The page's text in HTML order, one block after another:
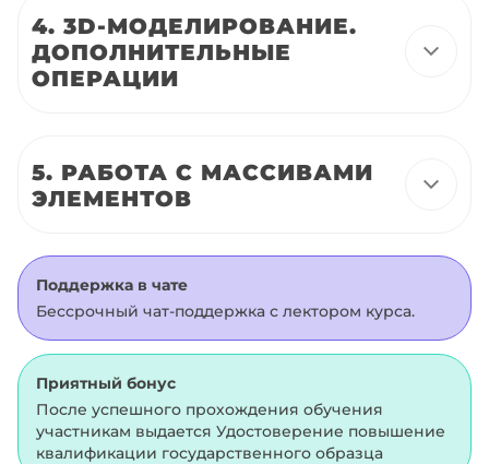
4. 3D-МОДЕЛИРОВАНИЕ.
ДОПОЛНИТЕЛЬНЫЕ
ОПЕРАЦИИ
5. РАБОТА С МАССИВАМИ
ЭЛЕМЕНТОВ
Поддержка в чате
Бессрочный чат-поддержка с лектором курса.
Приятный бонус
После успешного прохождения обучения
участникам выдается Удостоверение повышение
квалификации государственного образца